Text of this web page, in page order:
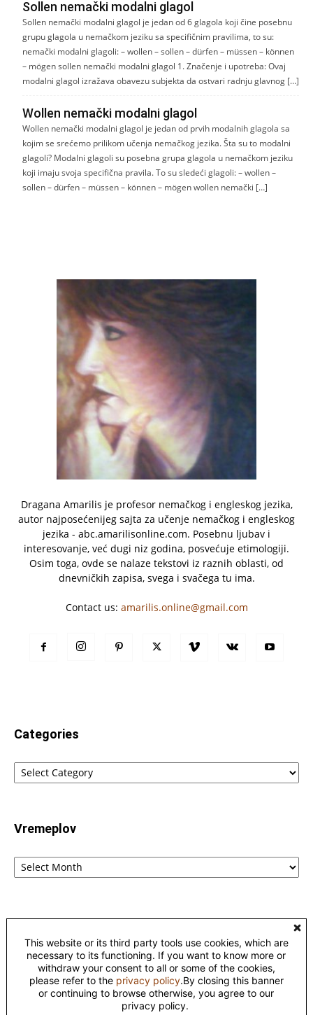
Sollen nemački modalni glagol
Sollen nemački modalni glagol je jedan od 6 glagola koji čine posebnu
grupu glagola u nemačkom jeziku sa specifičnim pravilima, to su:
nemački modalni glagoli: – wollen – sollen – dürfen – müssen – können
– mögen sollen nemački modalni glagol 1. Značenje i upotreba: Ovaj
modalni glagol izražava obavezu subjekta da ostvari radnju glavnog […]
Wollen nemački modalni glagol
Wollen nemački modalni glagol je jedan od prvih modalnih glagola sa
kojim se srećemo prilikom učenja nemačkog jezika. Šta su to modalni
glagoli? Modalni glagoli su posebna grupa glagola u nemačkom jeziku
koji imaju svoja specifična pravila. To su sledeći glagoli: – wollen –
sollen – dürfen – müssen – können – mögen wollen nemački […]
Dragana Amarilis je profesor nemačkog i engleskog jezika,
autor najposećenijeg sajta za učenje nemačkog i engleskog
jezika - abc.amarilisonline.com. Posebnu ljubav i
interesovanje, već dugi niz godina, posvećuje etimologiji.
Osim toga, ovde se nalaze tekstovi iz raznih oblasti, od
dnevničkih zapisa, svega i svačega tu ima.
Contact us: amarilis.online@gmail.com
Categories
Categories
Vremeplov
Vremeplov
Kontakt
Privacy
©
This work is licensed under aCreative Commons Attribution-
This website or its third party tools use cookies, which are
necessary to its functioning. If you want to know more or
withdraw your consent to all or some of the cookies,
please refer to the privacy policy.By closing this banner
or continuing to browse otherwise, you agree to our
privacy policy.